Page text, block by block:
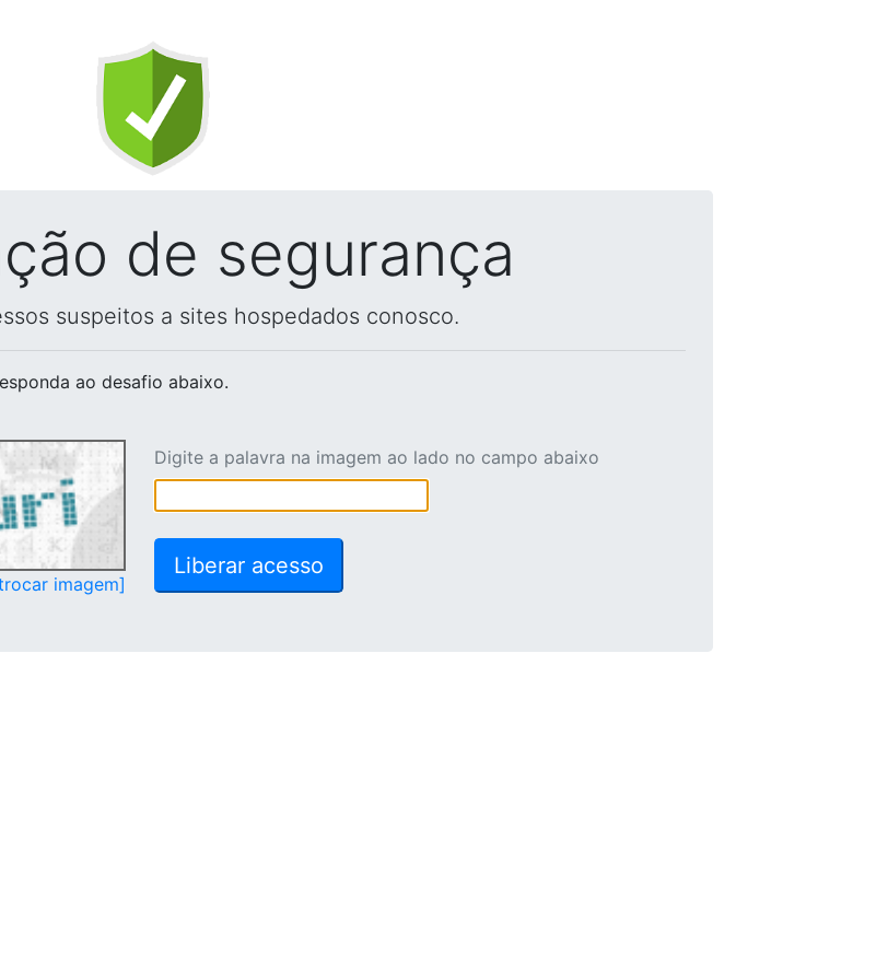
de segurança
suspeitos a sites hospedados conosco.
ao desafio abaixo.
imagem]
Digite a palavra na imagem ao lado no campo abaixo